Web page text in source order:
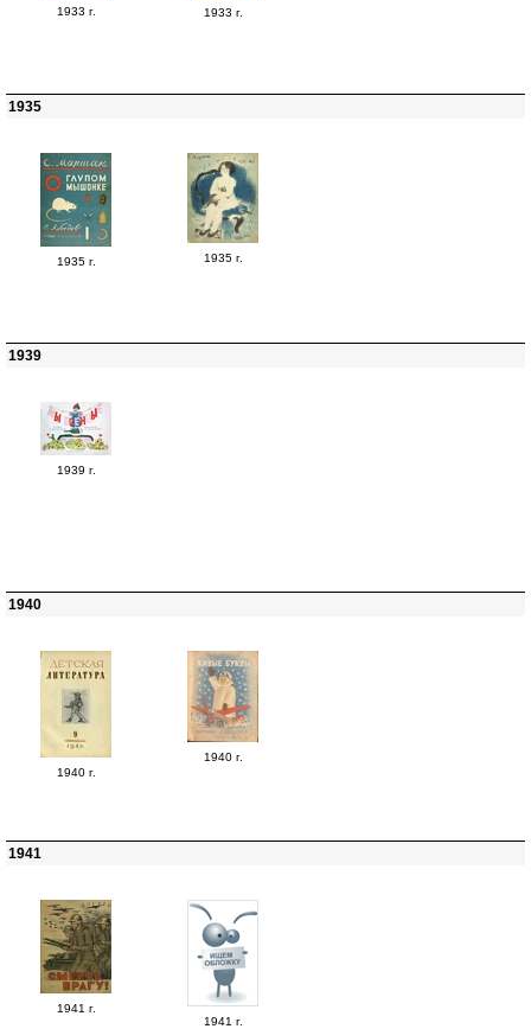
1933 г. 1933 г.
1935
1935 г. 1935 г.
1939
1939 г.
1940
1940 г.
1940 г.
1941
1941 г.
1941 г.